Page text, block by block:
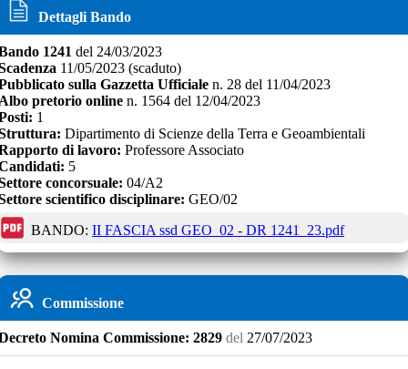
Dettagli Bando
1241 del 24/03/2023
11/05/2023 (scaduto)
sulla Gazzetta Ufficiale n. 28 del 11/04/2023
pretorio online n. 1564 del 12/04/2023
1
Dipartimento di Scienze della Terra e Geoambientali
di lavoro: Professore Associato
5
concorsuale: 04/A2
scientifico disciplinare: GEO/02
BANDO: II FASCIA ssd GEO_02 - DR 1241_23.pdf
Commissione
Nomina Commissione: 2829 del 27/07/2023